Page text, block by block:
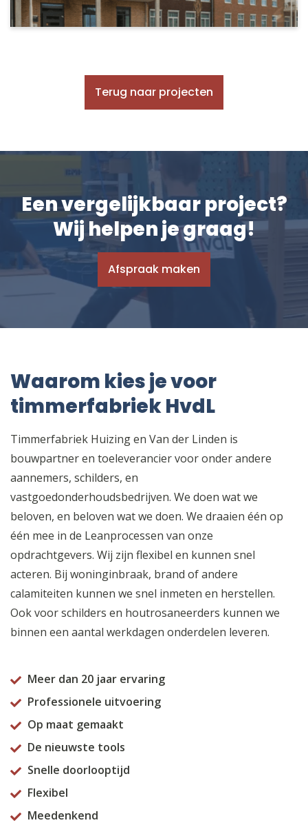
Terug naar projecten
Een vergelijkbaar project?
Wij helpen je graag!
Afspraak maken
Waarom kies je voor
timmerfabriek HvdL
Timmerfabriek Huizing en Van der Linden is
bouwpartner en toeleverancier voor onder andere
aannemers, schilders, en
vastgoedonderhoudsbedrijven. We doen wat we
beloven, en beloven wat we doen. We draaien één op
één mee in de Leanprocessen van onze
opdrachtgevers. Wij zijn flexibel en kunnen snel
acteren. Bij woninginbraak, brand of andere
calamiteiten kunnen we snel inmeten en herstellen.
Ook voor schilders en houtrosaneerders kunnen we
binnen een aantal werkdagen onderdelen leveren.
Meer dan 20 jaar ervaring
Professionele uitvoering
Op maat gemaakt
De nieuwste tools
Snelle doorlooptijd
Flexibel
Meedenkend